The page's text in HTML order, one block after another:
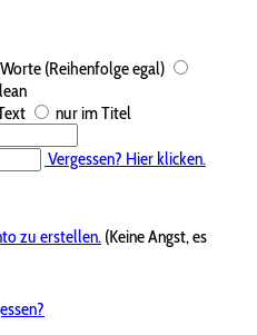
(Reihenfolge egal)
nur im Titel
Vergessen? Hier klicken.
zu erstellen. (Keine Angst, es